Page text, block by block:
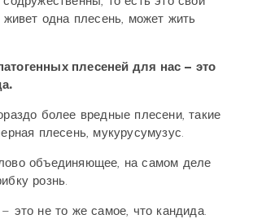
живет одна плесень, может жить
плесеней для нас – это
более вредные плесени, такие
плесень, мукурусумузус.
объединяющее, на самом деле
рознь.
это не то же самое, что кандида.